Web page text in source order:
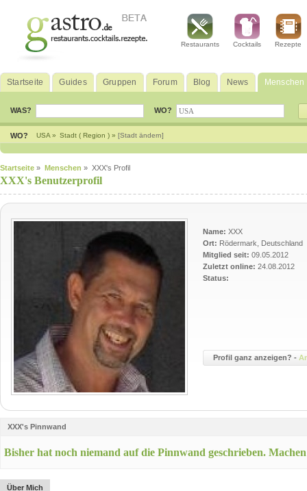
Restaurants Cocktails Rezepte
Startseite Guides Gruppen Forum Blog News Menschen
WAS? WO?
WO? USA » Stadt ( Region ) » [Stadt ändern]
Startseite » Menschen » XXX's Profil
XXX's Benutzerprofil
Name: XXX
Ort: Rödermark, Deutschland
Mitglied seit: 09.05.2012
Zuletzt online: 24.08.2012
Status:
Profil ganz anzeigen? -
XXX's Pinnwand
Bisher hat noch niemand auf die Pinnwand geschrieben.
Über Mich